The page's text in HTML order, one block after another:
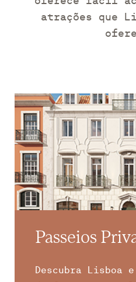
atrações que
Passeios
Descubra Lisboa